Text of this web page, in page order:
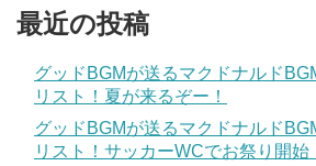
最近の投稿
グッドBGMが送るマクドナルド
リスト！夏が来るぞー！
グッドBGMが送るマクドナルド
リスト！サッカーWCでお祭り開始